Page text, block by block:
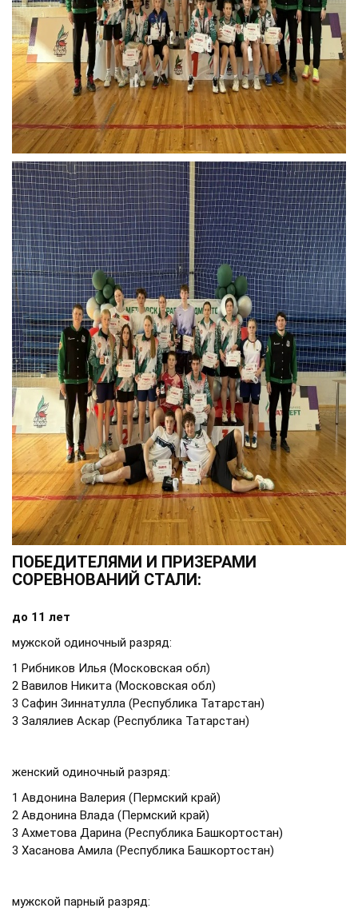
ПОБЕДИТЕЛЯМИ И ПРИЗЕРАМИ
СОРЕВНОВАНИЙ СТАЛИ:
до 11 лет
мужской одиночный разряд:
1 Рибников Илья (Московская обл)
2 Вавилов Никита (Московская обл)
3 Сафин Зиннатулла (Республика Татарстан)
3 Залялиев Аскар (Республика Татарстан)
женский одиночный разряд:
1 Авдонина Валерия (Пермский край)
2 Авдонина Влада (Пермский край)
3 Ахметова Дарина (Республика Башкортостан)
3 Хасанова Амила (Республика Башкортостан)
мужской парный разряд: